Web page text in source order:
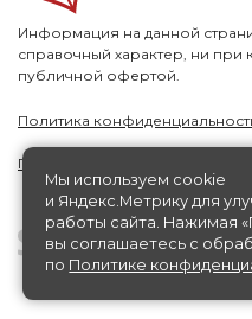
Информация на данной
справочный характер, ни при
публичной офертой.
Политика
Публичная офера
Мы используем cookie
и Яндекс.Метрику для
работы сайта. Нажимая
вы соглашаетесь с
по Политике